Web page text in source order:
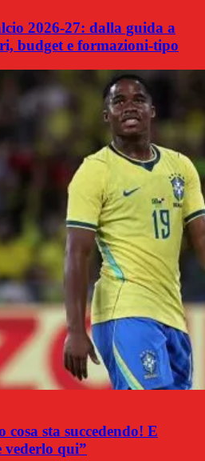
2026-27: dalla guida a
budget e formazioni-tipo
sta succedendo! E
vederlo qui”